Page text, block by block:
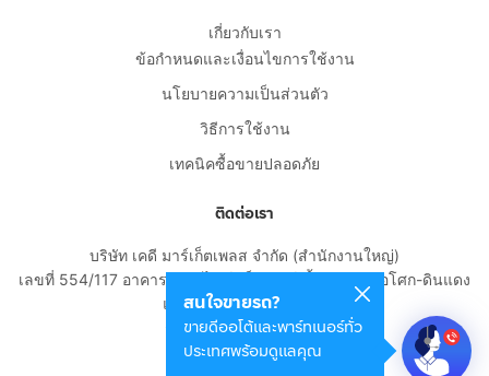
สนใจขายรถ?
ขายดีออโต้และพาร์ทเนอร์ทั่ว
ประเทศพร้อมดูแลคุณ
เกี่ยวกับเรา
ข้อกำหนดและเงื่อนไขการใช้งาน
นโยบายความเป็นส่วนตัว
วิธีการใช้งาน
เทคนิคซื้อขายปลอดภัย
ติดต่อเรา
บริษัท เคดี มาร์เก็ตเพลส จำกัด (สำนักงานใหญ่)
เลขที่ 554/117 อาคารสกายไนน์ เซ็นเตอร์ ชั้น 22 ถนนอโศก-ดินแดง
แขวงดินแดง เขตดินแดง
กรุงเทพมหานคร 10400